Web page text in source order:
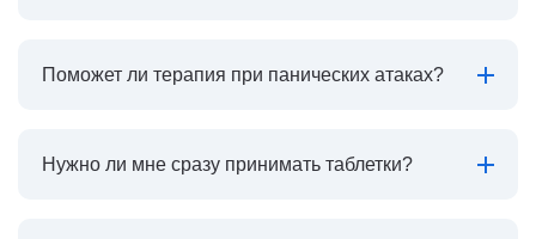
Поможет ли терапия при панических атаках?
Нужно ли мне сразу принимать таблетки?